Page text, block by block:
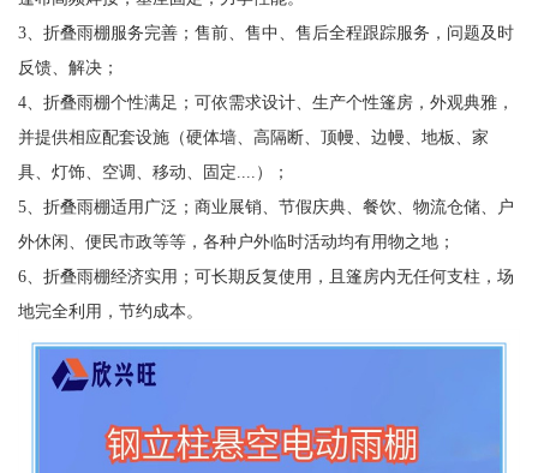
3、折叠雨棚服务完善；售前、售中、售后全程跟踪服务，问题及时
反馈、解决；
4、折叠雨棚个性满足；可依需求设计、生产个性篷房，外观典雅，
并提供相应配套设施（硬体墙、高隔断、顶幔、边幔、地板、家
具、灯饰、空调、移动、固定....）；
5、折叠雨棚适用广泛；商业展销、节假庆典、餐饮、物流仓储、户
外休闲、便民市政等等，各种户外临时活动均有用物之地；
6、折叠雨棚经济实用；可长期反复使用，且篷房内无任何支柱，场
地完全利用，节约成本。